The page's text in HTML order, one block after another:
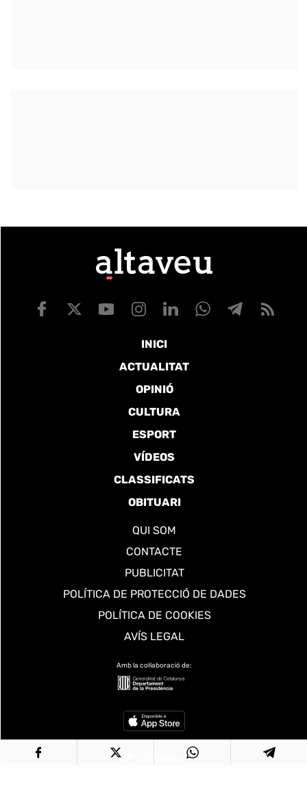
INICI
ACTUALITAT
OPINIÓ
CULTURA
ESPORT
VÍDEOS
CLASSIFICATS
OBITUARI
QUI SOM
CONTACTE
PUBLICITAT
POLÍTICA DE PROTECCIÓ DE DADES
POLÍTICA DE COOKIES
AVÍS LEGAL
Amb la col·laboració de: